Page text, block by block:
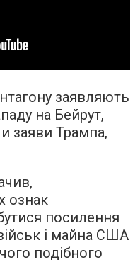
заявляють
на Бейрут,
заяви Трампа,
ознак
посилення
і майна США
подібного